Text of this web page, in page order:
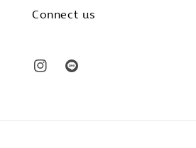
Connect us